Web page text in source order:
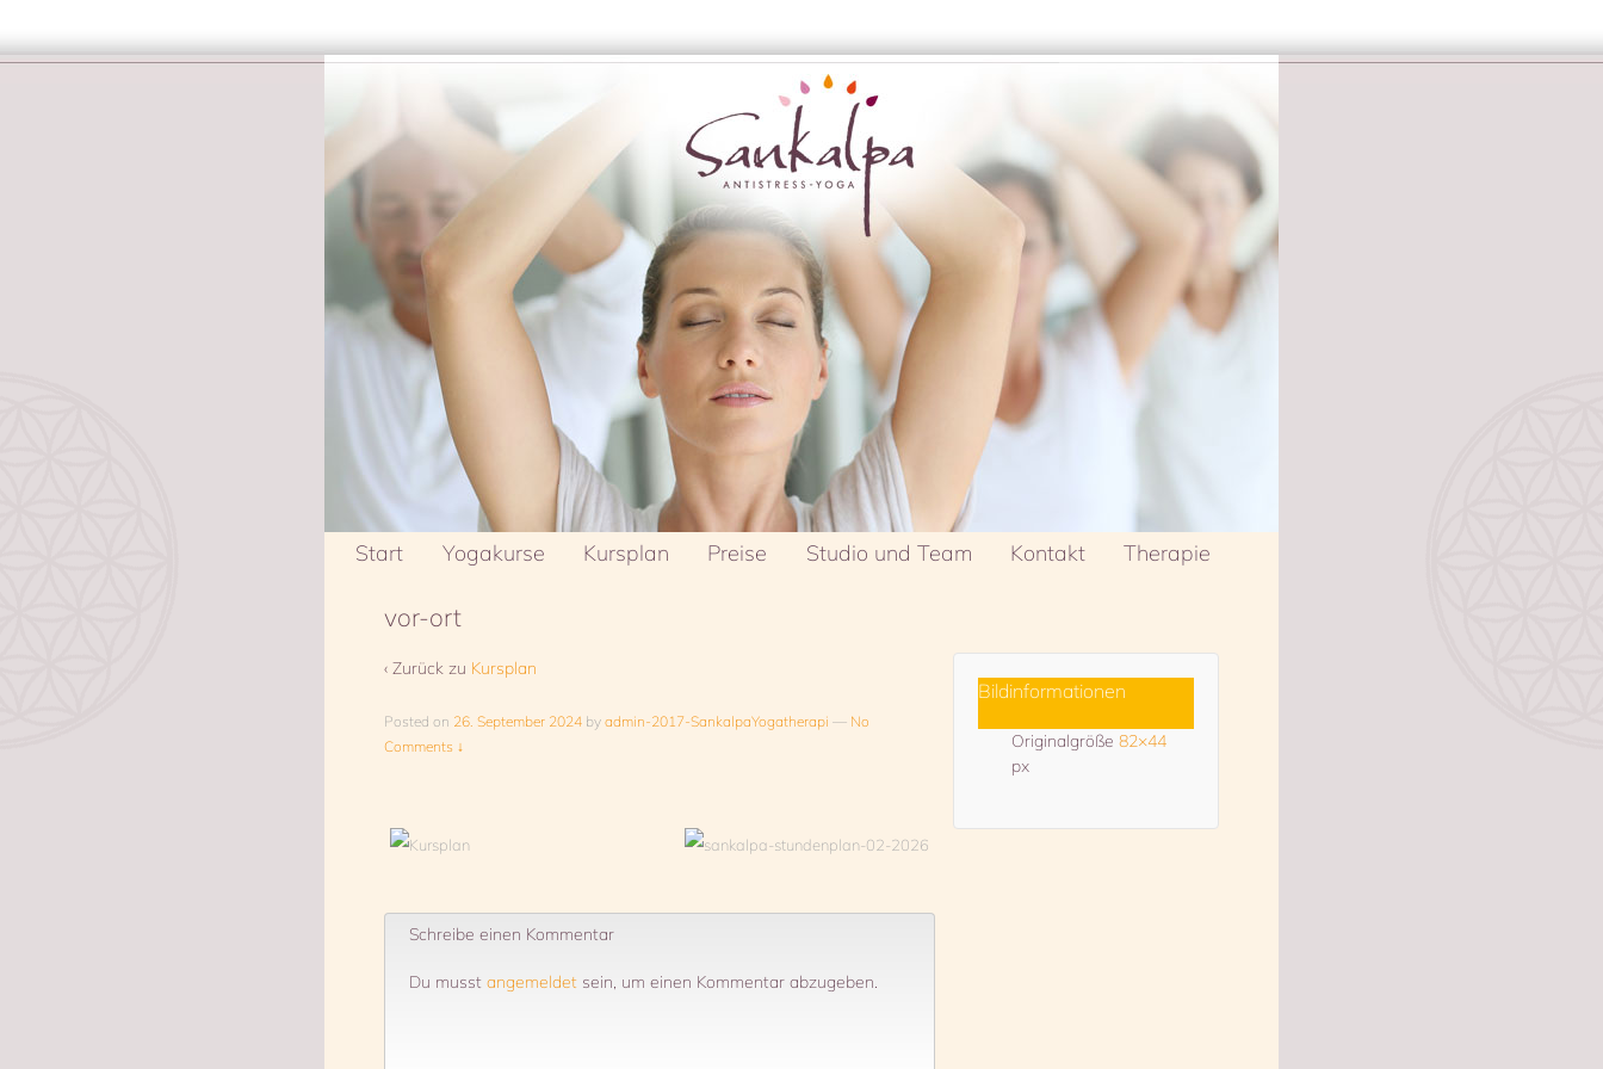
Start Yogakurse Kursplan Preise Studio und Team Kontakt Therapie
vor-ort
‹ Zurück zu Kursplan
Posted on 26. September 2024 by admin-2017-SankalpaYogatherapi — No
Comments ↓
Schreibe einen Kommentar
Du musst angemeldet sein, um einen Kommentar abzugeben.
Bildinformationen
Originalgröße 82×44
px